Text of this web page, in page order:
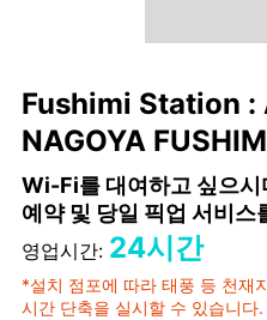
Fushimi Station :
NAGOYA
Wi-Fi를 대여하고 싶으
예약 및 당일 픽업 서비스
영업시간: 24시간
*설치 점포에 따라 태풍 등 천재
시간 단축을 실시할 수 있습니다.